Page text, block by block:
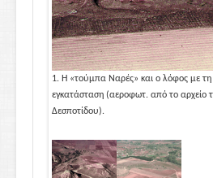
1. Η «τούμπα Ναρές» και ο λόφος με τη
εγκατάσταση (αεροφωτ. από το αρχείο
Δεσποτίδου).
us